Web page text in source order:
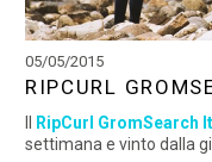
05/05/2015
RIPCURL
Il RipCurl GromSearch
settimana e vinto dalla